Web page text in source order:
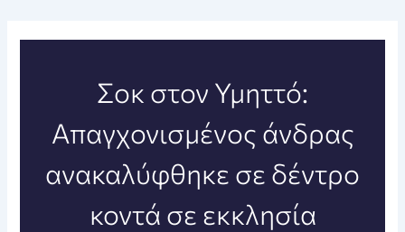
Σοκ στον Υμηττό:
Απαγχονισμένος άνδρας
ανακαλύφθηκε σε δέντρο
κοντά σε εκκλησία